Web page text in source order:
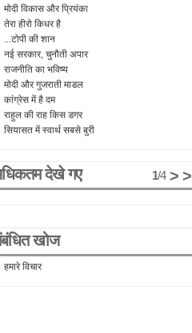
मोदी विकास और प्रियंका
तेरा हीरो किधर है
...टोपी की शान
नई सरकार, चुनौती अपार
राजनीति का भविष्य
मोदी और गुजराती माडल
कांग्रेस में है दम
राहुल की राह किस डगर
सियासत में स्वार्थ सबसे बुरी
> >
1/4
देखे गए
खोज
हमारे विचार